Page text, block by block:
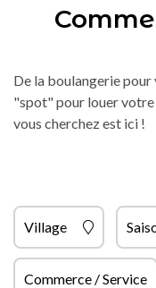
De la boulangerie
"spot" pour louer
vous cherchez est ici !
Village
Commerce / Service